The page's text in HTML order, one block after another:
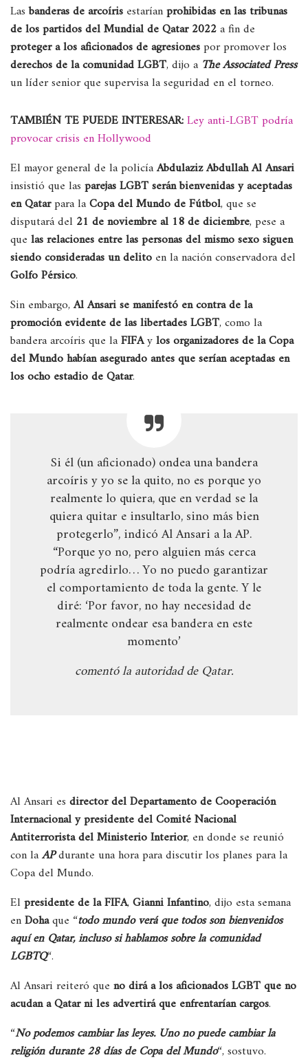
Lasbanderas de arcoíris estaríanprohibidas en las tribunas
de los partidos del Mundial de Qatar 2022a fin de
proteger a los aficionados de agresionespor promover los
derechos de la comunidad LGBT, dijo a The Associated Press
un líder senior que supervisa la seguridad en el torneo.
TAMBIÉN TE PUEDE INTERESAR:Ley anti-LGBT podría
provocar crisis en Hollywood
El mayor general de la policíaAbdulaziz Abdullah Al Ansari
insistió que las parejas LGBT serán bienvenidas y aceptadas
en Qatarpara laCopa del Mundo de Fútbol, que se
disputará del 21 de noviembre al 18 de diciembre, pese a
que las relaciones entre las personas del mismo sexo siguen
siendo consideradas un delito en la nación conservadora del
Golfo Pérsico.
Sin embargo,Al Ansari se manifestó en contra de la
promoción evidente de las libertades LGBT, como la
bandera arcoíris que laFIFAylos organizadores de la Copa
del Mundo habían asegurado antes que serían aceptadas en
los ocho estadio de Qatar.
Si él (un aficionado) ondea una bandera
arcoíris y yo se la quito, no es porque yo
realmente lo quiera, que en verdad se la
quiera quitar e insultarlo, sino más bien
protegerlo”, indicó Al Ansari a la AP.
“Porque yo no, pero alguien más cerca
podría agredirlo… Yo no puedo garantizar
el comportamiento de toda la gente. Y le
diré: ‘Por favor, no hay necesidad de
realmente ondear esa bandera en este
momento’
comentó la autoridad de Qatar.
Al Ansari es director del Departamento de Cooperación
Internacional y presidente del Comité Nacional
Antiterrorista del Ministerio Interior, en donde se reunió
con laAPdurante una hora para discutir los planes para la
Copa del Mundo.
Elpresidente de la FIFA, Gianni Infantino, dijo esta semana
enDohaque “todo mundo verá que todos son bienvenidos
aquí en Qatar, incluso si hablamos sobre la comunidad
LGBTQ“.
Al Ansari reiteró que no dirá a los aficionados LGBT que no
acudan a Qatar ni les advertirá que enfrentarían cargos.
“No podemos cambiar las leyes. Uno no puede cambiar la
religión durante 28 días de Copa del Mundo“, sostuvo.